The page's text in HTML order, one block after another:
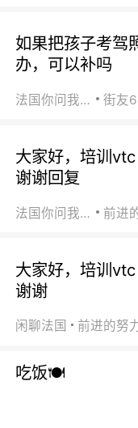
如果把孩子考驾
办，可以补吗
法国你问我答
大家好，培训vtc
谢谢回复
法国你问我答 前进
大家好，培训vtc
谢谢
闲聊法国 前进的努
吃饭🍽️